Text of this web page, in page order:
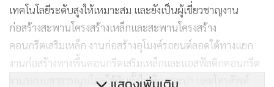
เทคโนโลยีระดับสูงให้เหมาะสม และยังเป็นผู้เชี่ยวชาญงาน
ก่อสร้างสะพานโครงสร้างเหล็กและสะพานโครงสร้าง
คอนกรีตเสริมเหล็ก งานก่อสร้างอุโมงค์รถยนต์ลอดใต้ทางแยก
งานก่อสร้างทางพื้นคอนกรีตเสริมเหล็กและแอสฟัลติกคอนกรีต
งานระบบสาธารณูปโภคใต้ดินทั้งไฟฟ้า ประปา และโทรศัพท์